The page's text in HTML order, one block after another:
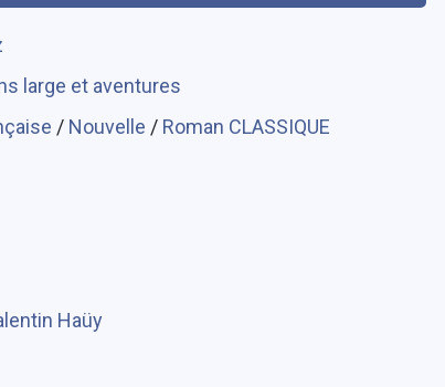
large et aventures
/ Nouvelle / Roman CLASSIQUE
Haüy